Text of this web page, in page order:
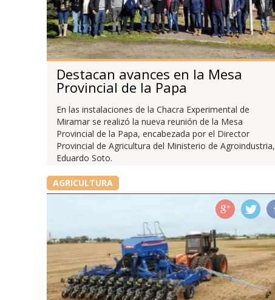
Destacan avances en la Mesa
Provincial de la Papa
En las instalaciones de la Chacra Experimental de
Miramar se realizó la nueva reunión de la Mesa
Provincial de la Papa, encabezada por el Director
Provincial de Agricultura del Ministerio de Agroindustria,
Eduardo Soto.
AGRICULTURA